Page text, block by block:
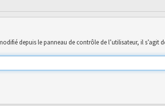
depuis le panneau de contrôle de l’utilisateur, il s’agit